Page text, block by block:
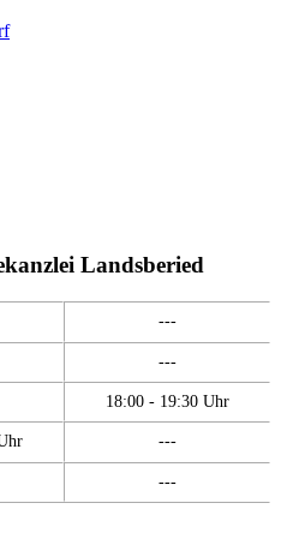
Landsberied
---
---
18:00 - 19:30 Uhr
---
---